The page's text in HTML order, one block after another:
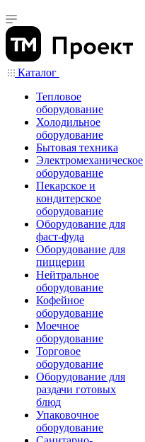
Каталог
Тепловое
оборудование
Холодильное
оборудование
Бытовая техника
Электромеханическое
оборудование
Пекарское и
кондитерское
оборудование
Оборудование для
фаст-фуда
Оборудование для
пиццерии
Нейтральное
оборудование
Кофейное
оборудование
Моечное
оборудование
Торговое
оборудование
Оборудование для
раздачи готовых
блюд
Упаковочное
оборудование